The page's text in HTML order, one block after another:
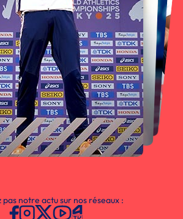
pas notre actu sur nos réseaux :